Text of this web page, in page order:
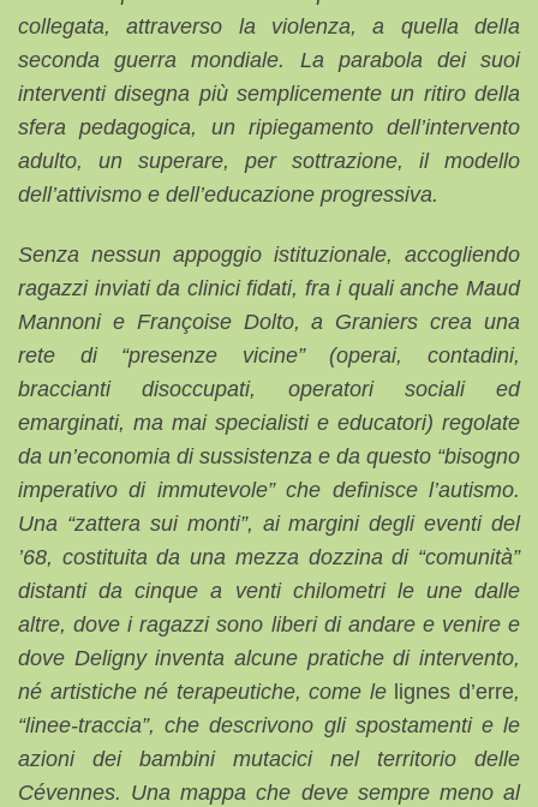
collegata, attraverso la violenza, a quella della
seconda guerra mondiale. La parabola dei suoi
interventi disegna più semplicemente un ritiro della
sfera pedagogica, un ripiegamento dell’intervento
adulto, un superare, per sottrazione, il modello
dell’attivismo e dell’educazione progressiva.
Senza nessun appoggio istituzionale, accogliendo
ragazzi inviati da clinici fidati, fra i quali anche Maud
Mannoni e Françoise Dolto, a Graniers crea una
rete di “presenze vicine” (operai, contadini,
braccianti disoccupati, operatori sociali ed
emarginati, ma mai specialisti e educatori) regolate
da un’economia di sussistenza e da questo “bisogno
imperativo di immutevole” che definisce l’autismo.
Una “zattera sui monti”, ai margini degli eventi del
’68, costituita da una mezza dozzina di “comunità”
distanti da cinque a venti chilometri le une dalle
altre, dove i ragazzi sono liberi di andare e venire e
dove Deligny inventa alcune pratiche di intervento,
né artistiche né terapeutiche, come le lignes d’erre,
“linee-traccia”, che descrivono gli spostamenti e le
azioni dei bambini mutacici nel territorio delle
Cévennes. Una mappa che deve sempre meno al